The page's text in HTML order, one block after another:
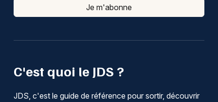
C'est quoi le JDS ?
JDS, c'est le guide de référence pour sortir, découvrir
Je m'abonne